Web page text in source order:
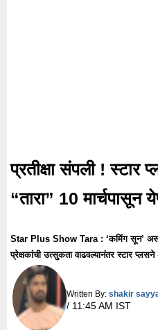
प्रतीक्षा संपली ! स्टार
“तारा” 10 मार्चपासून
Star Plus Show Tara : ‘कमिंग सून’ असं
प्रेक्षकांची उत्सुकता वाढवल्यानंतर स्टार
Written By:shakir
/ 11:45 AM IST